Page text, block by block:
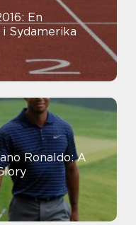
En
Sydamerika
Ronaldo: A